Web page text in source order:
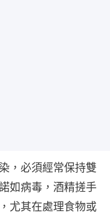
，必須經常保持雙
如病毒，酒精搓手
尤其在處理食物或